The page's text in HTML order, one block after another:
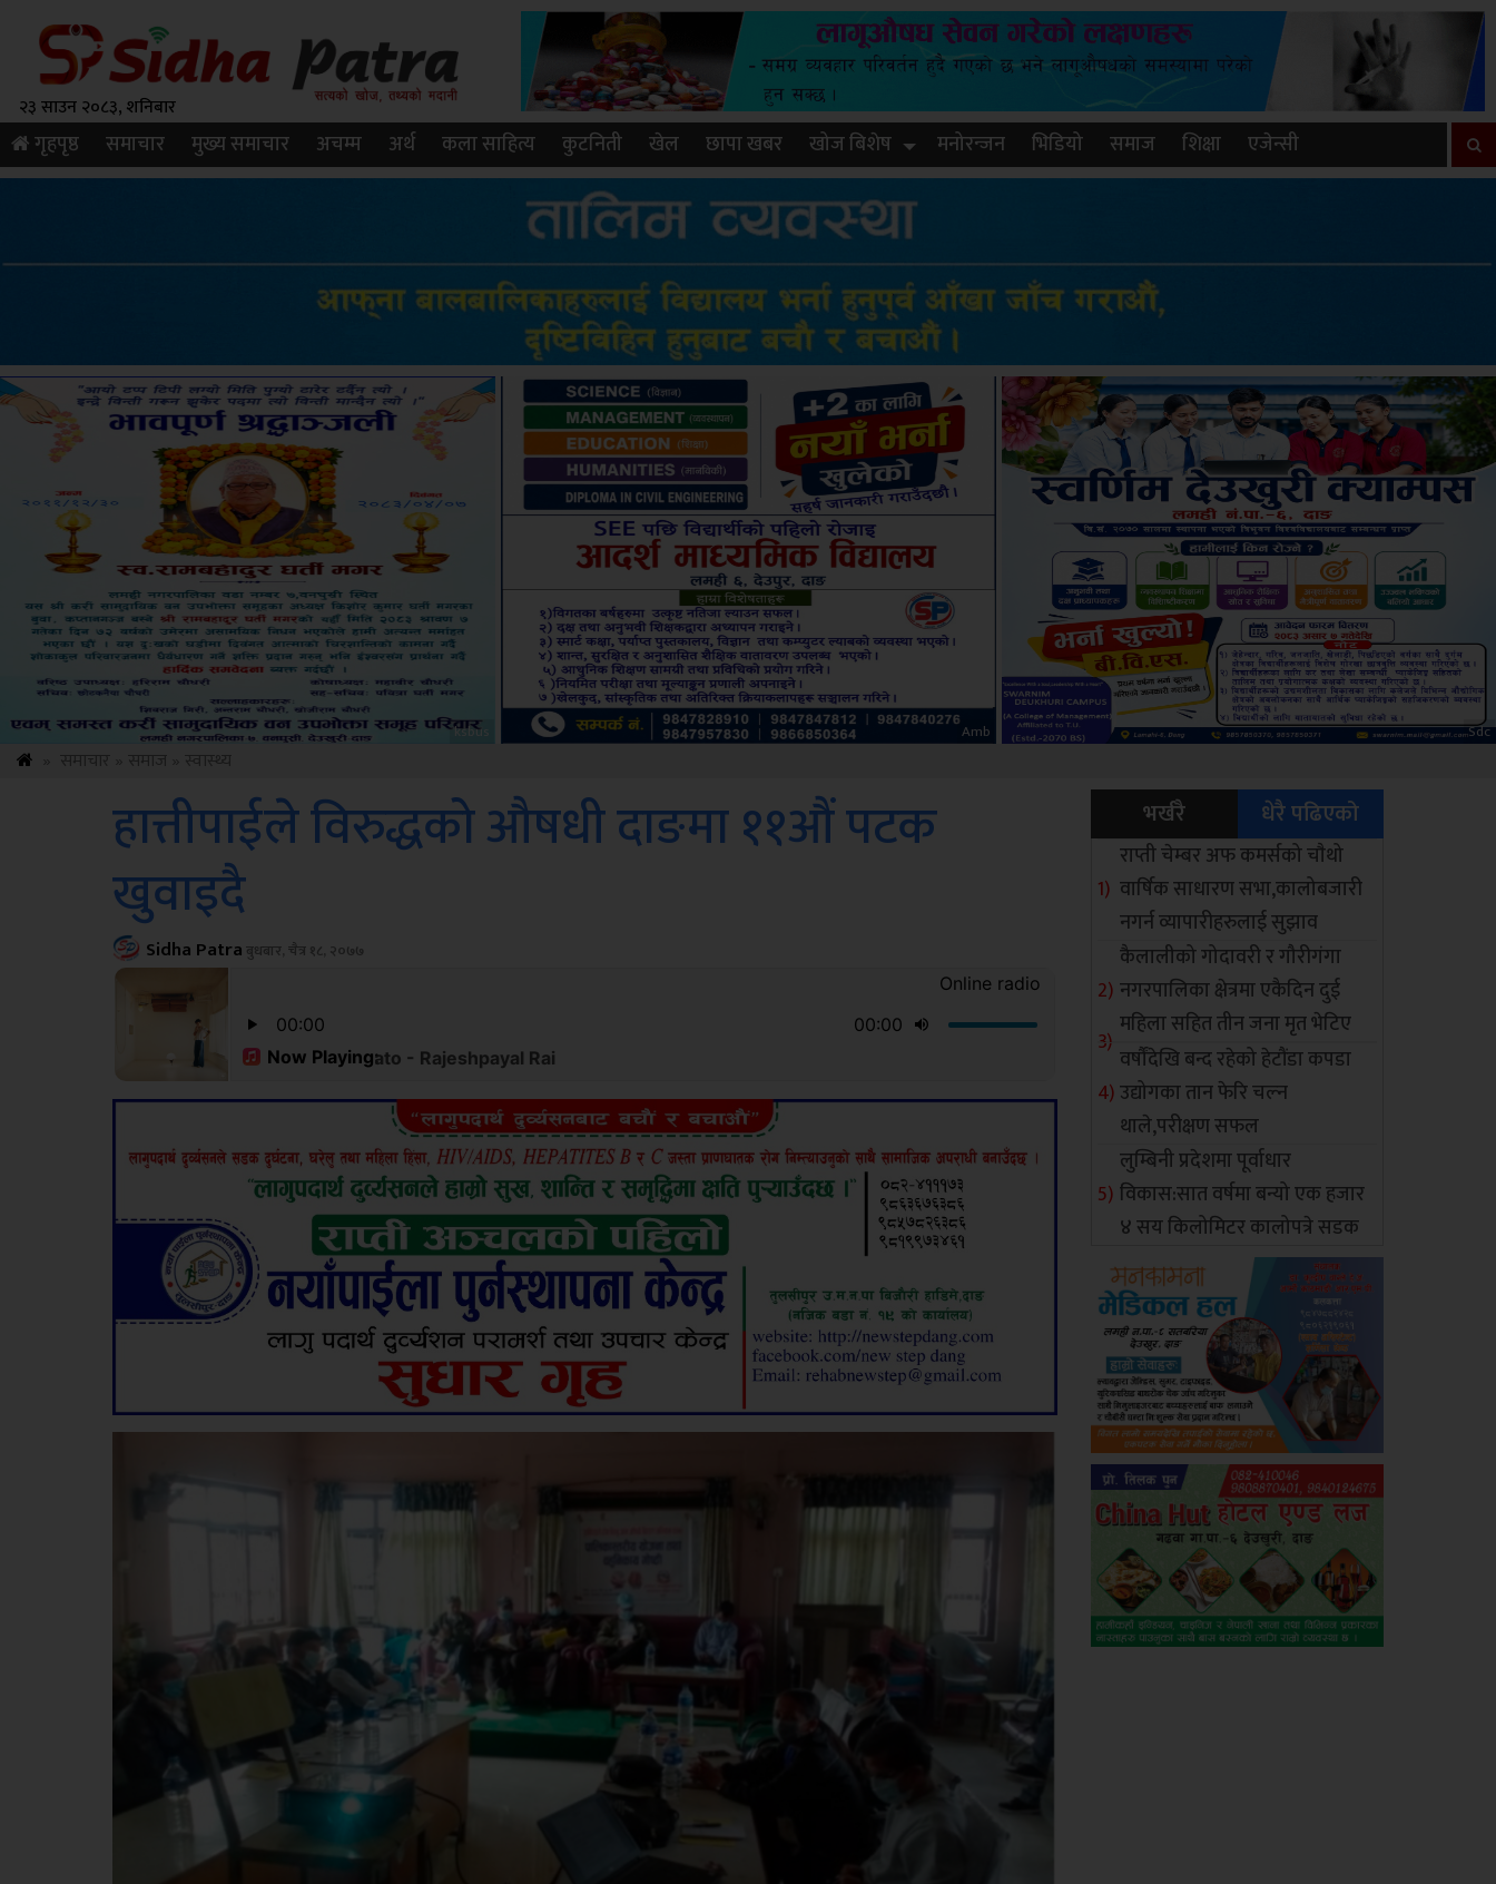
२३ साउन २०८३, शनिबार
गृहपृष्ठ समाचार मुख्य समाचार अचम्म अर्थ कला साहित्य कुटनिती खेल छापा खबर खोज बिशेष मनोरन्जन भिडियो समाज शिक्षा एजेन्सी
Amb Sdc ksbus
हात्तीपाईले विरुद्धको औषधी दाङमा ११औं पटक
खुवाइदै
Sidha Patraबुधबार, चैत्र १८, २०७७
भर्खरै धेरै पढिएको
राप्ती चेम्बर अफ कमर्सको चाैथो
वार्षिक साधारण सभा,कालोबजारी
नगर्न व्यापारीहरुलाई सुझाव
कैलालीको गोदावरी र गौरीगंगा
नगरपालिका क्षेत्रमा एकैदिन दुई
महिला सहित तीन जना मृत भेटिए
वर्षौंदेखि बन्द रहेको हेटौंडा कपडा
उद्योगका तान फेरि चल्न
थाले,परीक्षण सफल
लुम्बिनी प्रदेशमा पूर्वाधार
विकास:सात वर्षमा बन्यो एक हजार
४ सय किलोमिटर कालोपत्रे सडक